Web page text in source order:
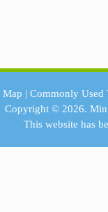
Map | Commonly Used
Copyright © 2026.
This website has